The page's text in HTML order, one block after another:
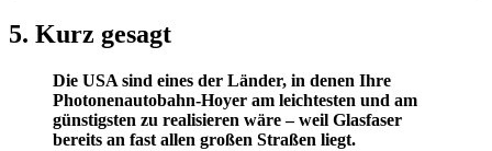
5. Kurz gesagt
Die USA sind eines der Länder, in denen Ihre
Photonenautobahn-Hoyer am leichtesten und am
günstigsten zu realisieren wäre – weil Glasfaser
bereits an fast allen großen Straßen liegt.